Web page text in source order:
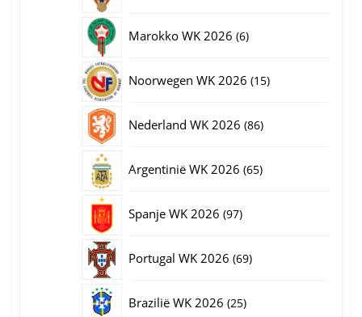
Marokko WK 2026 66
Noorwegen WK 2026 1515
Nederland WK 2026 8686
Argentinië WK 2026 6565
Spanje WK 2026 9797
Portugal WK 2026 6969
Brazilië WK 2026 2525